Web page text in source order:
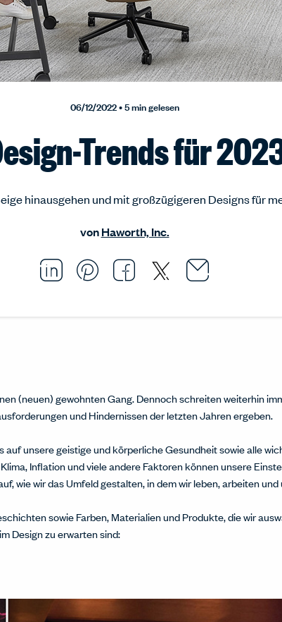
06/12/2022 • 5 min gelesen
Trends für
hinausgehen und mit großzügigeren Designs für
vonHaworth, Inc.
Share this article on
Opens in a new window.
Pin this article on
Opens in a new
Share this
Opens in a new
Share this
Opens in a
Email
Opens
(neuen) gewohnten Gang. Dennoch schreiten weiterhin
und Hindernissen der letzten Jahren ergeben.
unsere geistige und körperliche Gesundheit sowie alle
Inflation und viele andere Faktoren können unsere
wie wir das Umfeld gestalten, in dem wir leben, arbeiten
sowie Farben, Materialien und Produkte, die wir
Design zu erwarten sind: